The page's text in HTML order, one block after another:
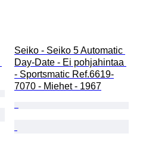
Seiko - Seiko 5 Automatic
Day-Date - Ei pohjahintaa
- Sportsmatic Ref.6619-
7070 - Miehet - 1967